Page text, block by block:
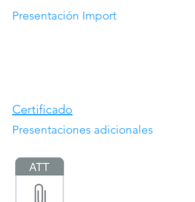
Presentación Import
Certificado
Presentaciones adicionales